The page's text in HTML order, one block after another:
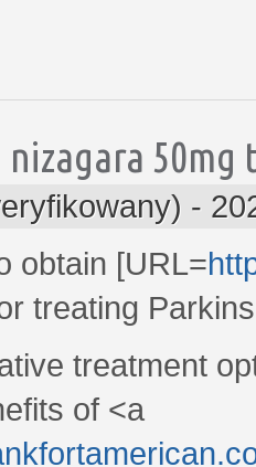
nizagara
-
obtain [URL=
treating
treatment
of <a